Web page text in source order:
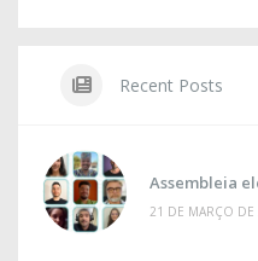
Recent Posts
Assembleia
21 DE MARÇO DE